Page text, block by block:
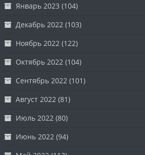
Январь 2023 (104)
Декабрь 2022 (103)
Ноябрь 2022 (122)
Октябрь 2022 (104)
Сентябрь 2022 (101)
Август 2022 (81)
Июль 2022 (80)
Июнь 2022 (94)